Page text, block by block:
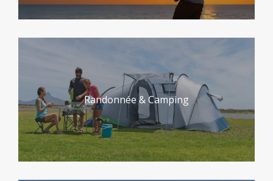
Randonnée & Camping